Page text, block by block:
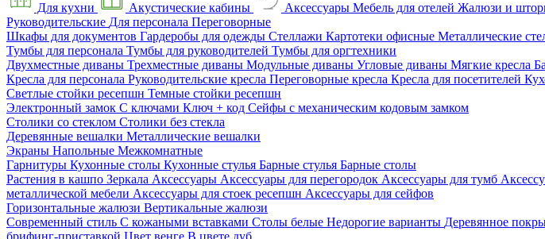
Для кухни Акустические кабины Аксессуары Мебель для отелей Жалюзи и
Руководительские Для персонала Переговорные
Шкафы для документов Гардеробы для одежды Стеллажи Картотеки офисные Металлические
Тумбы для персонала Тумбы для руководителей Тумбы для оргтехники
Двухместные диваны Трехместные диваны Модульные диваны Угловые диваны Мягкие кресла
Кресла для персонала Руководительские кресла Переговорные кресла Кресла для посетителей
Светлые стойки ресепшн Темные стойки ресепшн
Электронный замок С ключами Ключ + код Сейфы с механическим кодовым замком
Столики со стеклом Столики без стекла
Деревянные вешалки Металлические вешалки
Экраны Напольные Межкомнатные
Гарнитуры Кухонные столы Кухонные стулья Барные стулья Барные столы
Растения в кашпо Зеркала Аксессуары Аксессуары для перегородок Аксессуары для тумб
металлической мебели Аксессуары для стоек ресепшн Аксессуары для сейфов
Горизонтальные жалюзи Вертикальные жалюзи
Современный стиль С кожаными вставками Столы белые Недорогие варианты Деревянное
брифинг-приставкой Цвет венге В цвете дуб